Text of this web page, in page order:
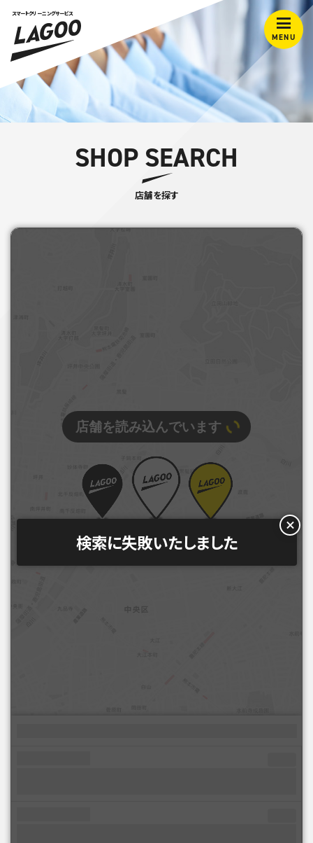
スマートクリーニングサービス
SHOP SEARCH
店舗を探す
店舗を読み込んでいます
検索に失敗いたしました
MENU